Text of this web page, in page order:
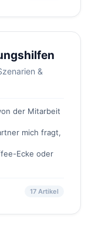
&
der Mitarbeit
mich fragt,
Ecke oder
17 Artikel